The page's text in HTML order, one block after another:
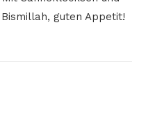
guten Appetit!